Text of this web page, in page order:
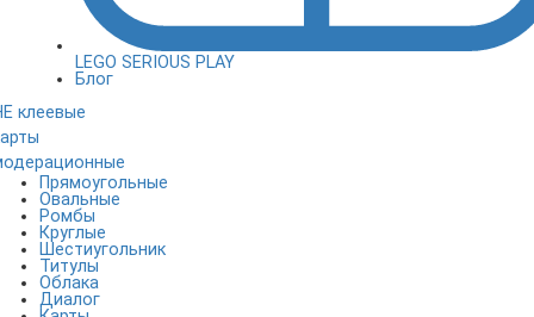
LEGO SERIOUS PLAY
Блог
клеевые
Прямоугольные
Овальные
Ромбы
Круглые
Шестиугольник
Титулы
Облака
Диалог